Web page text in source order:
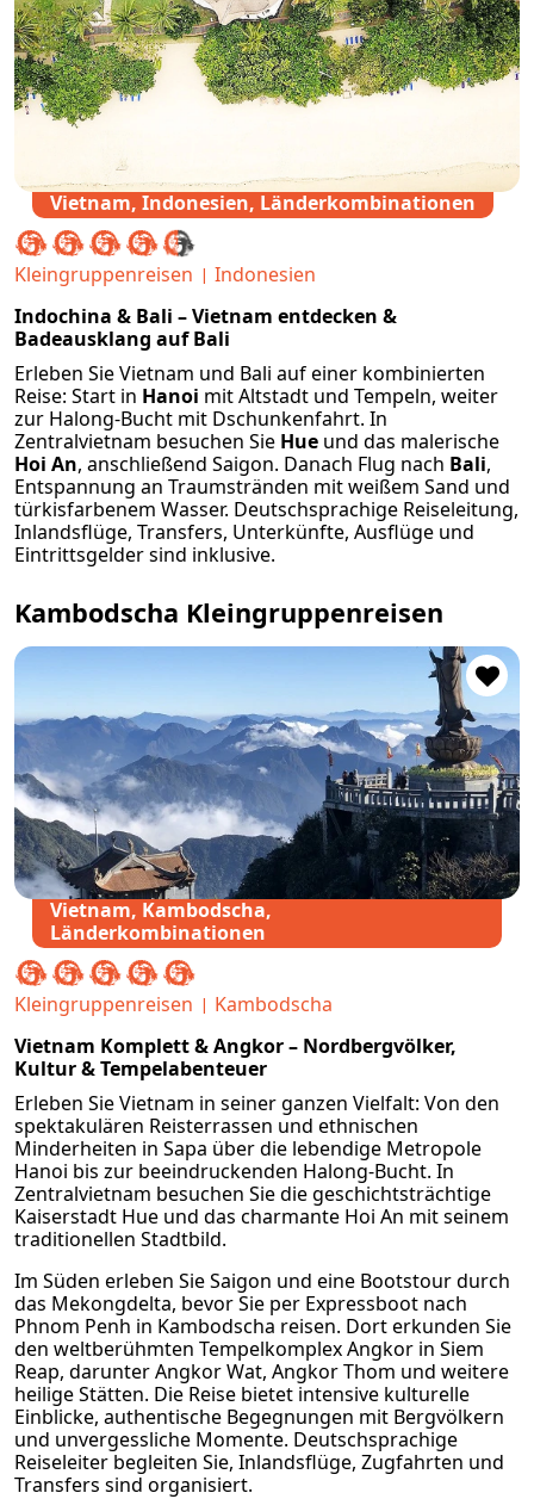
Vietnam, Indonesien, Länderkombinationen
Kleingruppenreisen
Indonesien
Indochina & Bali – Vietnam entdecken &
Badeausklang auf Bali
Erleben Sie Vietnam und Bali auf einer kombinierten
Reise: Start in Hanoi mit Altstadt und Tempeln, weiter
zur Halong-Bucht mit Dschunkenfahrt. In
Zentralvietnam besuchen Sie Hue und das malerische
Hoi An, anschließend Saigon. Danach Flug nach Bali,
Entspannung an Traumstränden mit weißem Sand und
türkisfarbenem Wasser. Deutschsprachige Reiseleitung,
Inlandsflüge, Transfers, Unterkünfte, Ausflüge und
Eintrittsgelder sind inklusive.
Kambodscha Kleingruppenreisen
Vietnam, Kambodscha,
Länderkombinationen
Kleingruppenreisen
Kambodscha
Vietnam Komplett & Angkor – Nordbergvölker,
Kultur & Tempelabenteuer
Erleben Sie Vietnam in seiner ganzen Vielfalt: Von den
spektakulären Reisterrassen und ethnischen
Minderheiten in Sapa über die lebendige Metropole
Hanoi bis zur beeindruckenden Halong-Bucht. In
Zentralvietnam besuchen Sie die geschichtsträchtige
Kaiserstadt Hue und das charmante Hoi An mit seinem
traditionellen Stadtbild.
Im Süden erleben Sie Saigon und eine Bootstour durch
das Mekongdelta, bevor Sie per Expressboot nach
Phnom Penh in Kambodscha reisen. Dort erkunden Sie
den weltberühmten Tempelkomplex Angkor in Siem
Reap, darunter Angkor Wat, Angkor Thom und weitere
heilige Stätten. Die Reise bietet intensive kulturelle
Einblicke, authentische Begegnungen mit Bergvölkern
und unvergessliche Momente. Deutschsprachige
Reiseleiter begleiten Sie, Inlandsflüge, Zugfahrten und
Transfers sind organisiert.